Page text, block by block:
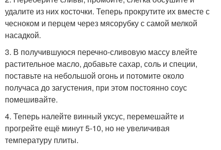
удалите из них косточки. Теперь прокрутите их вместе с
чесноком и перцем через мясорубку с самой мелкой
насадкой.
3. В получившуюся перечно-сливовую массу влейте
растительное масло, добавьте сахар, соль и специи,
поставьте на небольшой огонь и потомите около
получаса до загустения, при этом постоянно соус
помешивайте.
4. Теперь налейте винный уксус, перемешайте и
прогрейте ещё минут 5-10, но не увеличивая
температуру плиты.